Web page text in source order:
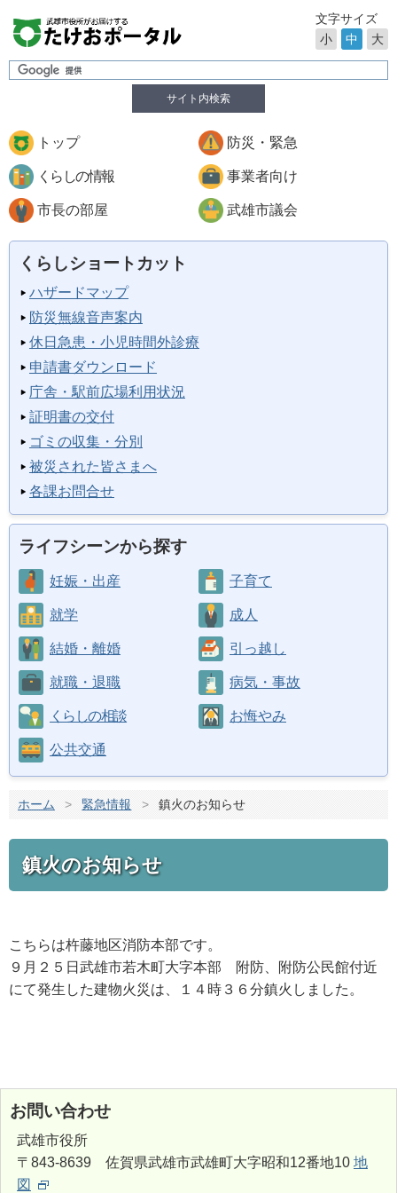
サイト内検索
文字サイズ
小
中 大
トップ 防災・緊急
くらしの情報 事業者向け
市長の部屋 武雄市議会
くらしショートカット
ハザードマップ
防災無線音声案内
休日急患・小児時間外診療
申請書ダウンロード
庁舎・駅前広場利用状況
証明書の交付
ゴミの収集・分別
被災された皆さまへ
各課お問合せ
ライフシーンから探す
妊娠・出産 子育て
就学 成人
結婚・離婚 引っ越し
就職・退職 病気・事故
くらしの相談 お悔やみ
公共交通
ホーム > 緊急情報 > 鎮火のお知らせ
鎮火のお知らせ
こちらは杵藤地区消防本部です。
９月２５日武雄市若木町大字本部 附防、附防公民館付近
にて発生した建物火災は、１４時３６分鎮火しました。
お問い合わせ
武雄市役所
〒843-8639 佐賀県武雄市武雄町大字昭和12番地10 地
図